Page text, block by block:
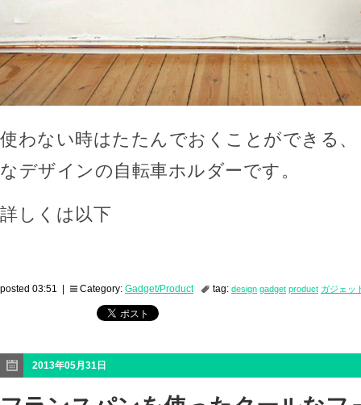
使わない時はたたんでおくことができる
なデザインの自転車ホルダーです。
詳しくは以下
posted 03:51 | Category: Gadget/Product tag: design gadget product ガジェッ
2013年05月31日